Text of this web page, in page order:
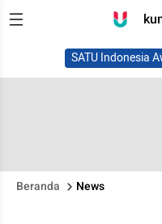
SATU Indonesia
Beranda News